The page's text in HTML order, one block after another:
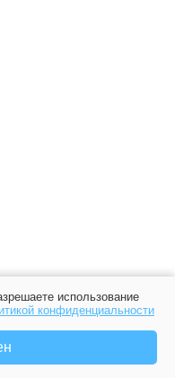
использование
конфиденциальности